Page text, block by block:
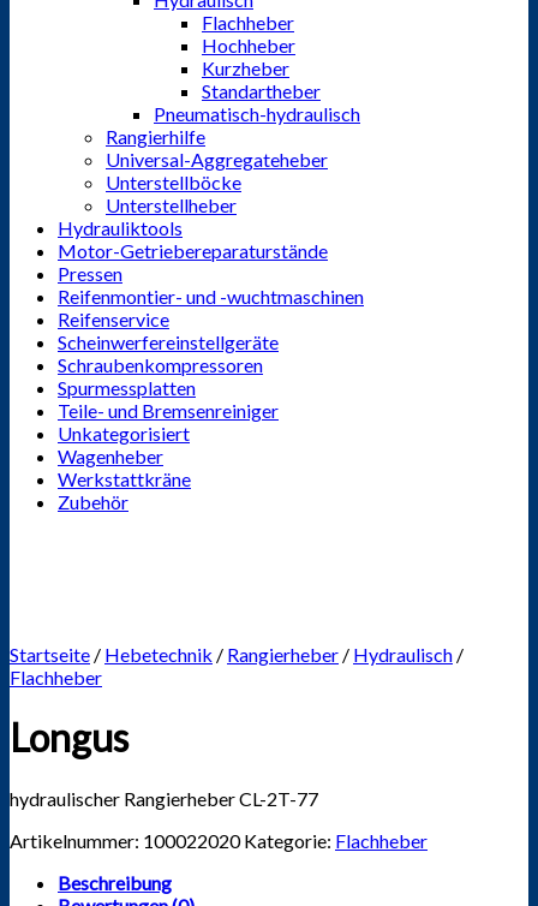
Flachheber
Hochheber
Kurzheber
Standartheber
Pneumatisch-hydraulisch
Rangierhilfe
Universal-Aggregateheber
Unterstellböcke
Unterstellheber
Hydrauliktools
Motor-Getriebereparaturstände
Pressen
Reifenmontier- und -wuchtmaschinen
Reifenservice
Scheinwerfereinstellgeräte
Schraubenkompressoren
Spurmessplatten
Teile- und Bremsenreiniger
Unkategorisiert
Wagenheber
Werkstattkräne
Zubehör
Startseite / Hebetechnik / Rangierheber / Hydraulisch /
Flachheber
Longus
hydraulischer Rangierheber CL-2T-77
Artikelnummer: 100022020 Kategorie: Flachheber
Beschreibung